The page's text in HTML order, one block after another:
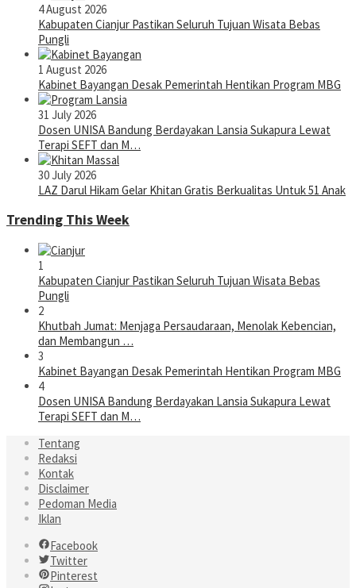
4 August 2026
Kabupaten Cianjur Pastikan Seluruh Tujuan Wisata Bebas
Pungli
1 August 2026
Kabinet Bayangan Desak Pemerintah Hentikan Program MBG
31 July 2026
Dosen UNISA Bandung Berdayakan Lansia Sukapura Lewat
Terapi SEFT dan M…
30 July 2026
LAZ Darul Hikam Gelar Khitan Gratis Berkualitas Untuk 51 Anak
Trending This Week
1
Kabupaten Cianjur Pastikan Seluruh Tujuan Wisata Bebas
Pungli
2
Khutbah Jumat: Menjaga Persaudaraan, Menolak Kebencian,
dan Membangun …
3
Kabinet Bayangan Desak Pemerintah Hentikan Program MBG
4
Dosen UNISA Bandung Berdayakan Lansia Sukapura Lewat
Terapi SEFT dan M…
Tentang
Redaksi
Kontak
Disclaimer
Pedoman Media
Iklan
Facebook
Twitter
Pinterest